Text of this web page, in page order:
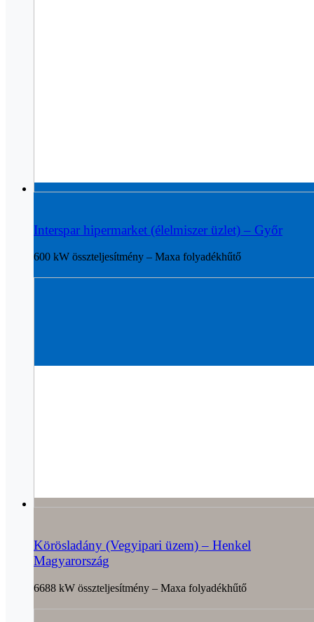
Interspar hipermarket (élelmiszer üzlet) – Győr
600 kW összteljesítmény – Maxa folyadékhűtő
Körösladány (Vegyipari üzem) – Henkel
Magyarország
6688 kW összteljesítmény – Maxa folyadékhűtő